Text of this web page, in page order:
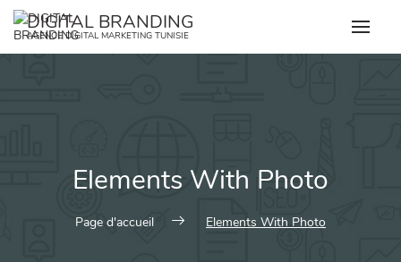
Skip
DIGITAL BRANDING
AGENCE DIGITAL MARKETING TUNISIE
Elements With Photo
Page d'accueil Elements With Photo